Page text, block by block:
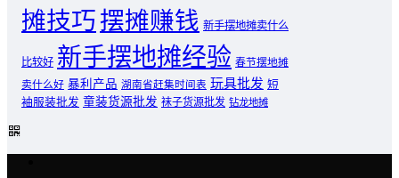
摊技巧摆摊赚钱 新手摆地摊卖什么
比较好 新手摆地摊经验 春节摆地摊
卖什么好 暴利产品 湖南省赶集时间表 玩具批发 短
袖服装批发 童装货源批发 袜子货源批发 钻龙地摊